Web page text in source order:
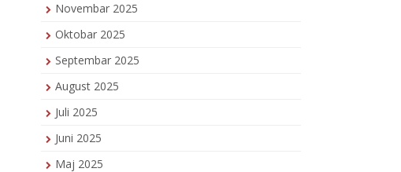
Novembar 2025
Oktobar 2025
Septembar 2025
August 2025
Juli 2025
Juni 2025
Maj 2025